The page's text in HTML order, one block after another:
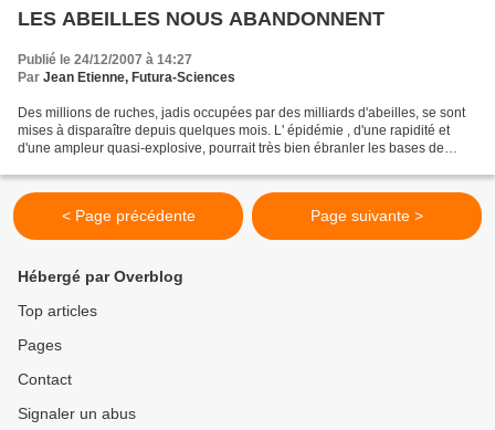
LES ABEILLES NOUS ABANDONNENT
Publié le 24/12/2007 à 14:27
Par Jean Etienne, Futura-Sciences
Des millions de ruches, jadis occupées par des milliards d'abeilles, se sont
mises à disparaître depuis quelques mois. L' épidémie , d'une rapidité et
d'une ampleur quasi-explosive, pourrait très bien ébranler les bases de
< Page précédente Page suivante >
Hébergé par Overblog
Top articles
Pages
Contact
Signaler un abus